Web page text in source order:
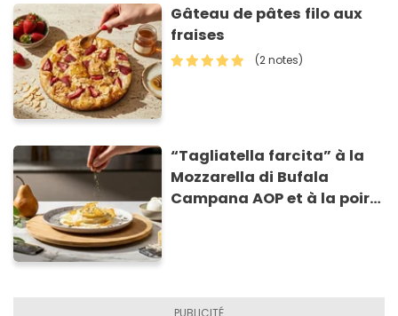
Gâteau de pâtes filo aux
fraises
(2 notes)
“Tagliatella farcita” à la
Mozzarella di Bufala
Campana AOP et à la poire